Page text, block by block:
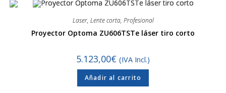
Laser, Lente corta, Profesional
Proyector Optoma ZU606TSTe láser tiro corto
5.123,00€ (IVA Incl.)
Añadir al carrito